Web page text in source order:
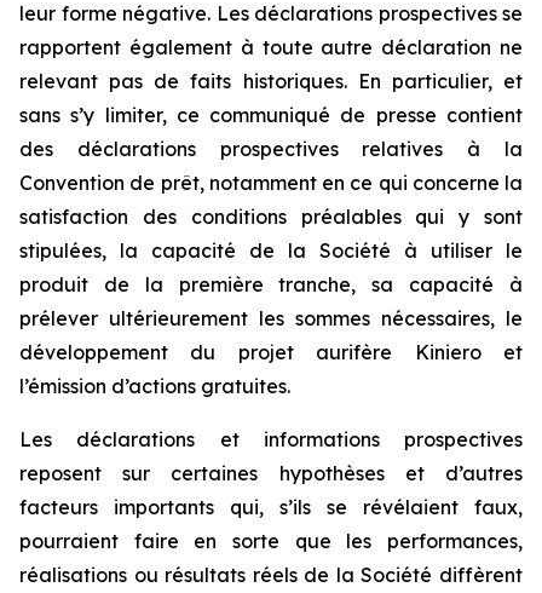
leur forme négative. Les déclarations prospectives se
rapportent également à toute autre déclaration ne
relevant pas de faits historiques. En particulier, et
sans s’y limiter, ce communiqué de presse contient
des déclarations prospectives relatives à la
Convention de prêt, notamment en ce qui concerne la
satisfaction des conditions préalables qui y sont
stipulées, la capacité de la Société à utiliser le
produit de la première tranche, sa capacité à
prélever ultérieurement les sommes nécessaires, le
développement du projet aurifère Kiniero et
l’émission d’actions gratuites.
Les déclarations et informations prospectives
reposent sur certaines hypothèses et d’autres
facteurs importants qui, s’ils se révélaient faux,
pourraient faire en sorte que les performances,
réalisations ou résultats réels de la Société diffèrent